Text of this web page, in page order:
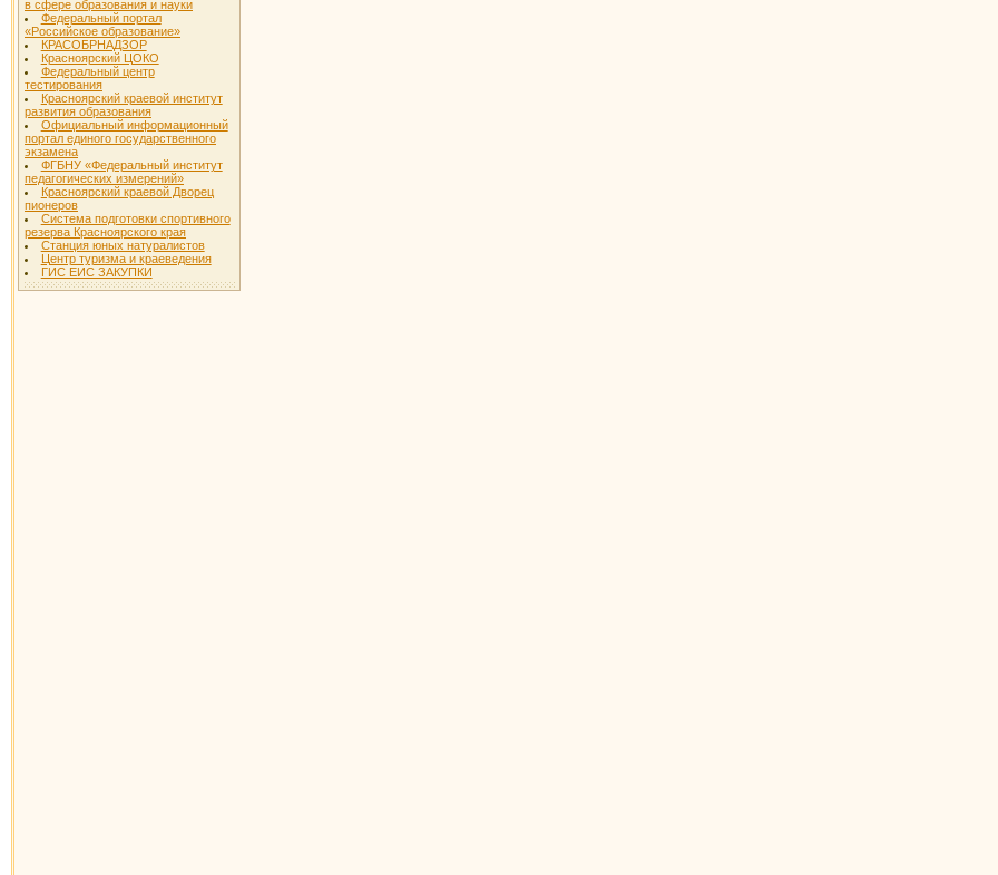
в сфере образования и науки
Федеральный портал
«Российское образование»
КРАСОБРНАДЗОР
Красноярский ЦОКО
Федеральный центр
тестирования
Красноярский краевой институт
развития образования
Официальный информационный
портал единого государственного
экзамена
ФГБНУ «Федеральный институт
педагогических измерений»
Красноярский краевой Дворец
пионеров
Система подготовки спортивного
резерва Красноярского края
Станция юных натуралистов
Центр туризма и краеведения
ГИС ЕИС ЗАКУПКИ